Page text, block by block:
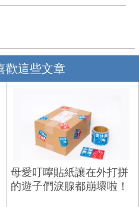
歡這些文章
母愛叮嚀貼紙讓在外打拼
的遊子們淚腺都崩壞啦！